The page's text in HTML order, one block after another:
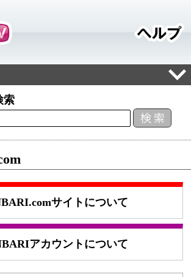
索
サイトについて
アカウントについて